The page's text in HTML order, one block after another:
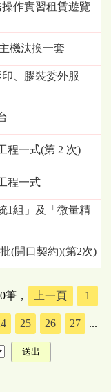
作實習租賃遊覽
機汰換一套
、膠裝委外服
程一式(第 2 次)
程一式
1組」及「微量精
(開口契約)(第2次)
， 上一頁 1
25 26 27 ...